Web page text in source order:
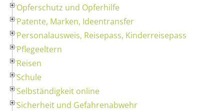
Opferschutz und Opferhilfe
Patente, Marken, Ideentransfer
Personalausweis, Reisepass, Kinderreisepass
Pflegeeltern
Reisen
Schule
Selbständigkeit online
Sicherheit und Gefahrenabwehr